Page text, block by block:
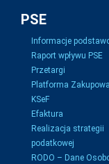
PSE
Informacje
Raport wpływu PSE
Przetargi
Platforma Zakupowa
KSeF
Efaktura
Realizacja strategii
podatkowej
RODO – Dane